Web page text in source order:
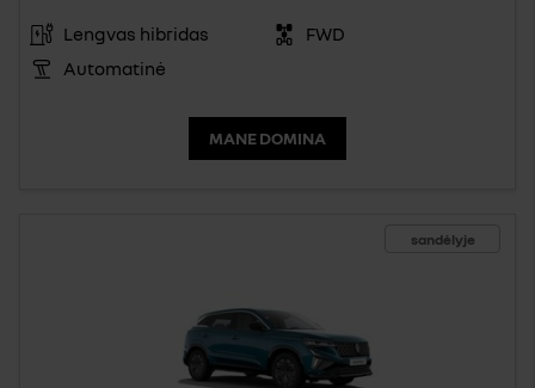
Lengvas hibridas
FWD
Automatinė
MANE DOMINA
sandėlyje